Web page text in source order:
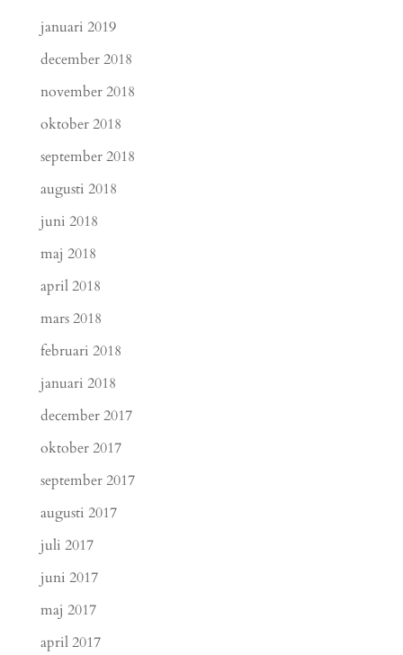
januari 2019
december 2018
november 2018
oktober 2018
september 2018
augusti 2018
juni 2018
maj 2018
april 2018
mars 2018
februari 2018
januari 2018
december 2017
oktober 2017
september 2017
augusti 2017
juli 2017
juni 2017
maj 2017
april 2017